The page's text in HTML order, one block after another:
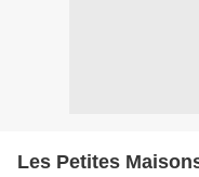
Les Petites